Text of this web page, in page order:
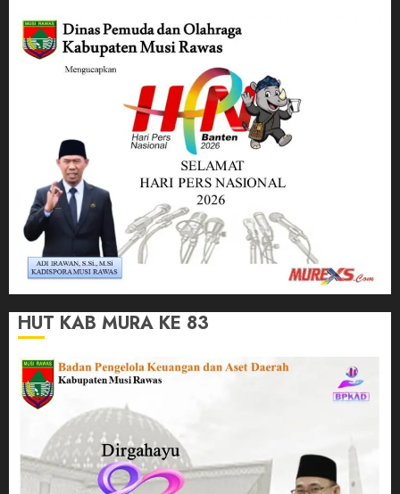
HUT KAB MURA KE 83